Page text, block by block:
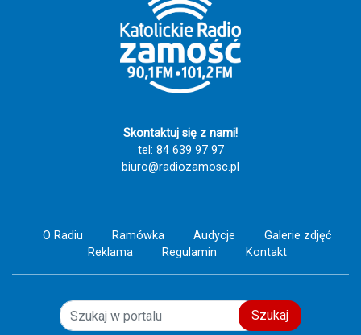
Skontaktuj się z nami!
tel: 84 639 97 97
biuro@radiozamosc.pl
O Radiu Ramówka Audycje
Galerie zdjęć
Reklama
Regulamin Kontakt
Szukaj